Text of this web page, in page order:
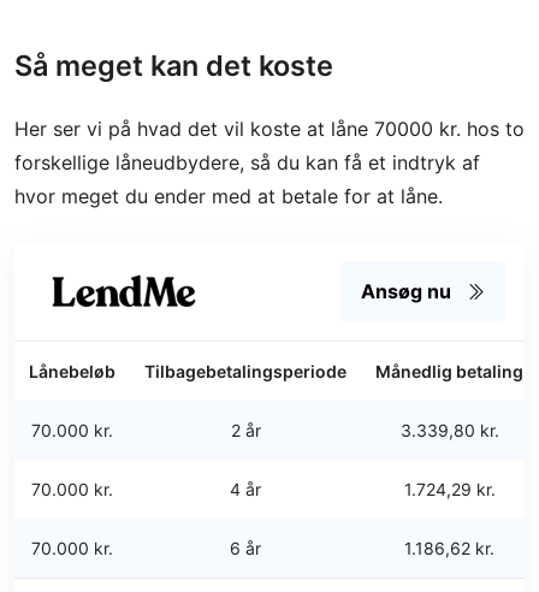
Så meget kan det koste
Her ser vi på hvad det vil koste at låne 70000 kr. hos to
forskellige låneudbydere, så du kan få et indtryk af
hvor meget du ender med at betale for at låne.
Ansøg nu
Lånebeløb Tilbagebetalingsperiode Månedlig betaling
70.000 kr. 2 år 3.339,80 kr.
70.000 kr. 4 år 1.724,29 kr.
70.000 kr. 6 år 1.186,62 kr.